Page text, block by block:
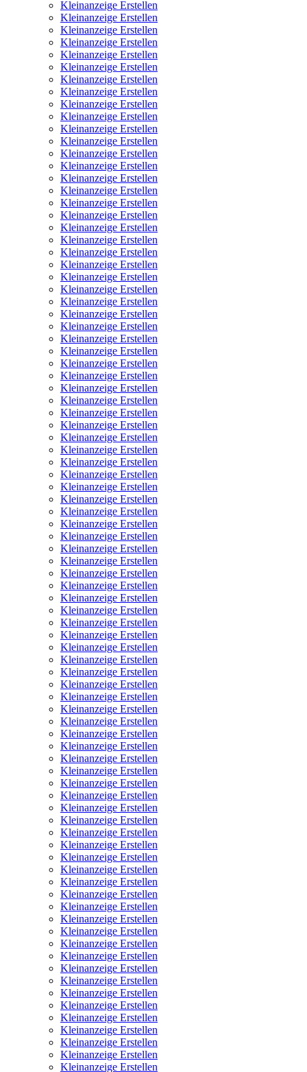
Kleinanzeige Erstellen
Kleinanzeige Erstellen
Kleinanzeige Erstellen
Kleinanzeige Erstellen
Kleinanzeige Erstellen
Kleinanzeige Erstellen
Kleinanzeige Erstellen
Kleinanzeige Erstellen
Kleinanzeige Erstellen
Kleinanzeige Erstellen
Kleinanzeige Erstellen
Kleinanzeige Erstellen
Kleinanzeige Erstellen
Kleinanzeige Erstellen
Kleinanzeige Erstellen
Kleinanzeige Erstellen
Kleinanzeige Erstellen
Kleinanzeige Erstellen
Kleinanzeige Erstellen
Kleinanzeige Erstellen
Kleinanzeige Erstellen
Kleinanzeige Erstellen
Kleinanzeige Erstellen
Kleinanzeige Erstellen
Kleinanzeige Erstellen
Kleinanzeige Erstellen
Kleinanzeige Erstellen
Kleinanzeige Erstellen
Kleinanzeige Erstellen
Kleinanzeige Erstellen
Kleinanzeige Erstellen
Kleinanzeige Erstellen
Kleinanzeige Erstellen
Kleinanzeige Erstellen
Kleinanzeige Erstellen
Kleinanzeige Erstellen
Kleinanzeige Erstellen
Kleinanzeige Erstellen
Kleinanzeige Erstellen
Kleinanzeige Erstellen
Kleinanzeige Erstellen
Kleinanzeige Erstellen
Kleinanzeige Erstellen
Kleinanzeige Erstellen
Kleinanzeige Erstellen
Kleinanzeige Erstellen
Kleinanzeige Erstellen
Kleinanzeige Erstellen
Kleinanzeige Erstellen
Kleinanzeige Erstellen
Kleinanzeige Erstellen
Kleinanzeige Erstellen
Kleinanzeige Erstellen
Kleinanzeige Erstellen
Kleinanzeige Erstellen
Kleinanzeige Erstellen
Kleinanzeige Erstellen
Kleinanzeige Erstellen
Kleinanzeige Erstellen
Kleinanzeige Erstellen
Kleinanzeige Erstellen
Kleinanzeige Erstellen
Kleinanzeige Erstellen
Kleinanzeige Erstellen
Kleinanzeige Erstellen
Kleinanzeige Erstellen
Kleinanzeige Erstellen
Kleinanzeige Erstellen
Kleinanzeige Erstellen
Kleinanzeige Erstellen
Kleinanzeige Erstellen
Kleinanzeige Erstellen
Kleinanzeige Erstellen
Kleinanzeige Erstellen
Kleinanzeige Erstellen
Kleinanzeige Erstellen
Kleinanzeige Erstellen
Kleinanzeige Erstellen
Kleinanzeige Erstellen
Kleinanzeige Erstellen
Kleinanzeige Erstellen
Kleinanzeige Erstellen
Kleinanzeige Erstellen
Kleinanzeige Erstellen
Kleinanzeige Erstellen
Kleinanzeige Erstellen
Kleinanzeige Erstellen